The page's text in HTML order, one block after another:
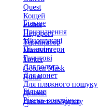
Quest
Кощей
Fisher
Недорогі
Термінатор
MarsMD
Treker
Golden Mask
Rutus
Більше
Призначення
Міношукачі
Пінпоінтери
Грунтові
Для золота
Для монет
Для пляжного пошуку
Дешеві
Для металобрухту
Більше
Рівень володіння